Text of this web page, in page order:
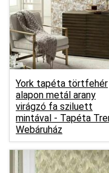
York tapéta törtfehér
alapon metál arany
virágzó fa sziluett
mintával - Tapéta
Webáruház